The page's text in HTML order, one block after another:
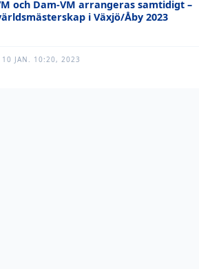
och Dam-VM arrangeras samtidigt –
i Växjö/Åby 2023
10 JAN. 10:20, 2023